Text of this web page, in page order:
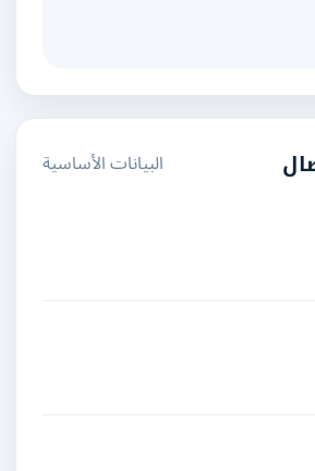
البيانات الأساسية